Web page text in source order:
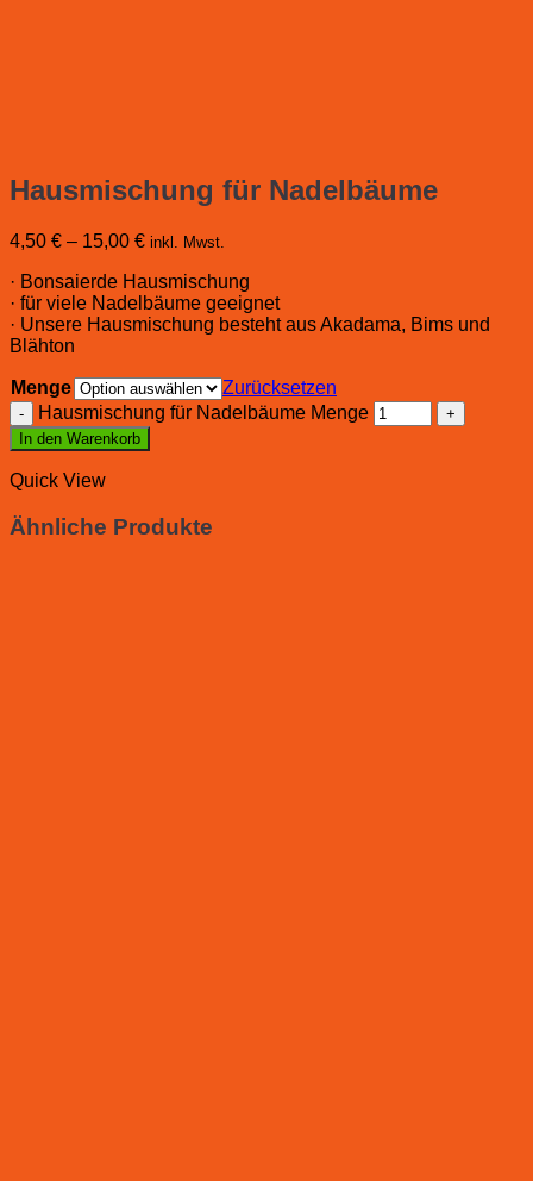
Hausmischung für Nadelbäume
4,50 € – 15,00 € inkl. Mwst.
· Bonsaierde Hausmischung
· für viele Nadelbäume geeignet
· Unsere Hausmischung besteht aus Akadama, Bims und
Blähton
Menge
Zurücksetzen
Hausmischung für Nadelbäume Menge
In den Warenkorb
Quick View
Ähnliche Produkte